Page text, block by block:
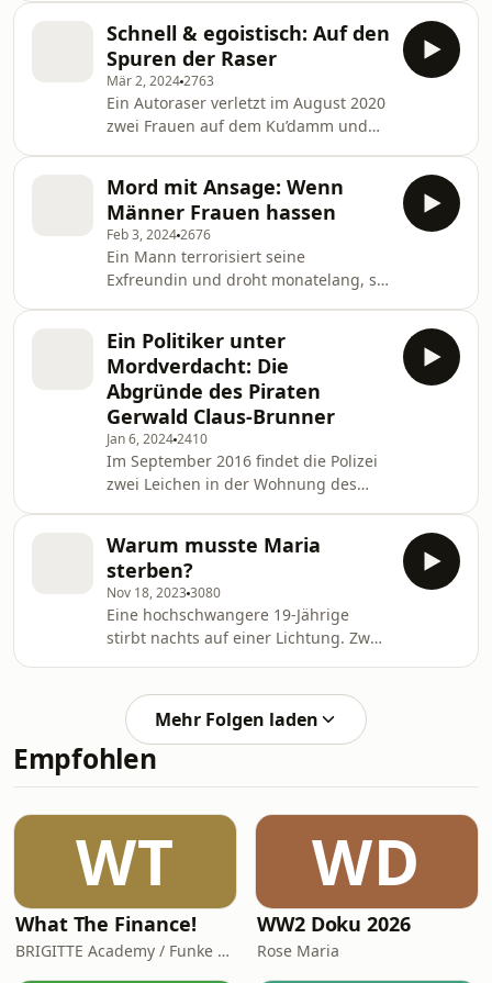
knackten die Täter bestimmte
Schließfächer und entkamen
unentdeckt mit zehn Millionen Euro.
Welche Spuren hinterließen sie?
Wieso wurde niemand aufmerksam?
Anwalt Michael Plassmann gibt
Antworten.
Schnell & egoistisch: Auf den
Spuren der Raser
Mär 2, 20242763
Ein Autoraser verletzt im August 2020
zwei Frauen auf dem Ku’damm und
Täter überführte.
Mord mit Ansage: Wenn
Männer Frauen hassen
Feb 3, 20242676
Ein Mann terrorisiert seine
Exfreundin und droht monatelang, sie
gestoppt?
Ein Politiker unter
Mordverdacht: Die
Abgründe des Piraten
Gerwald Claus-Brunner
Jan 6, 20242410
Im September 2016 findet die Polizei
zwei Leichen in der Wohnung des
übergroßen Koffer. Was genau ist
geschehen?
Warum musste Maria
sterben?
Nov 18, 20233080
Eine hochschwangere 19-Jährige
stirbt nachts auf einer Lichtung. Zwei
Ermittler glauben – oder lügen beide?
Mehr Folgen laden
Empfohlen
WT
What The Finance!
BRIGITTE Academy / Funke Woman, People & Family GmbH
WD
WW2 Doku 2026
Rose Maria